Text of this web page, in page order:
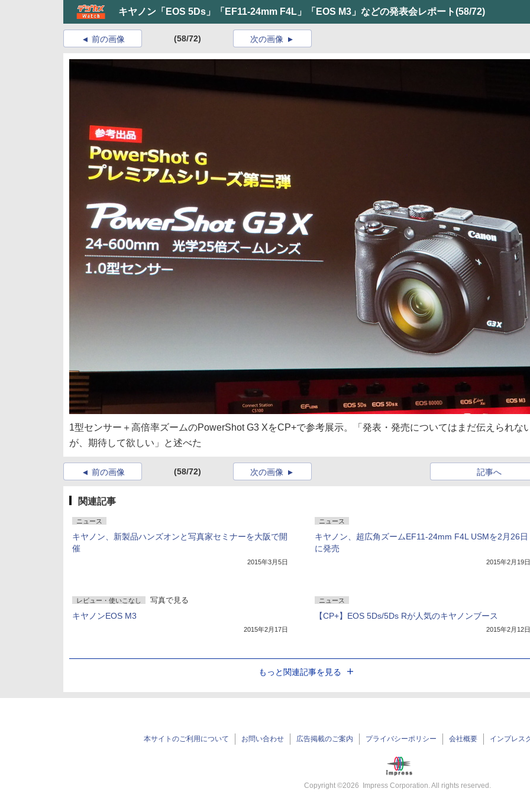
キヤノン「EOS 5Ds」「EF11-24mm F4L」「EOS M3」などの発表会レポート(58/72)
前の画像 (58/72) 次の画像
1型センサー＋高倍率ズームのPowerShot G3 XをCP+で参考展示。「発表・発売についてはまだ伝えられな
が、期待して欲しい」と述べた
前の画像 (58/72) 記事へ
次の画像
関連記事
ニュース
キヤノン、新製品ハンズオンと写真家セミナーを大阪で開
催
2015年3月5日
ニュース
キヤノン、超広角ズームEF11-24mm F4L USMを2月26日
に発売
2015年2月19日
レビュー・使いこなし 写真で見る
キヤノンEOS M3
2015年2月17日
ニュース
【CP+】EOS 5Ds/5Ds Rが人気のキヤノンブース
2015年2月12日
もっと関連記事を見る
本サイトのご利用について お問い合わせ 広告掲載のご案内 プライバシーポリシー 会社概要 インプレス
Copyright ©2026 Impress Corporation. All rights reserved.